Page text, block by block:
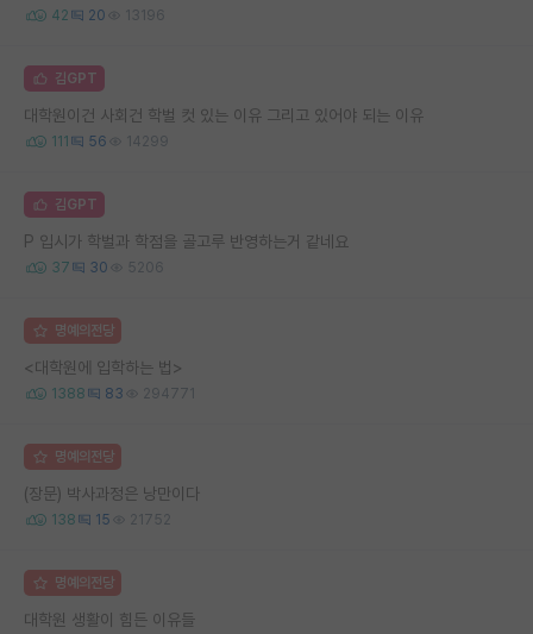
42 20 13196
김GPT
대학원이건 사회건 학벌 컷 있는 이유 그리고 있어야 되는 이유
111 56 14299
김GPT
P 입시가 학벌과 학점을 골고루 반영하는거 같네요
37 30 5206
명예의전당
<대학원에 입학하는 법>
1388 83 294771
명예의전당
(장문) 박사과정은 낭만이다
138 15 21752
명예의전당
대학원 생활이 힘든 이유들